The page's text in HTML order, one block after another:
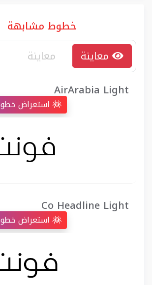
خطوط مشابهة
AirArabia Light
Co Headline Light